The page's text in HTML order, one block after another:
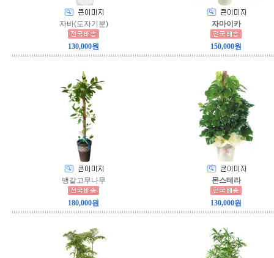
자바(도자기분)
130,000원
자마이카
150,000원
뱅갈고무나무
180,000원
몬스테라
130,000원